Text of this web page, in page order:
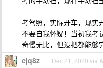
考驾照，实际开车，现实
不要自我怀疑！当初我考
奇慢无比，但没把都能够
cjq8z Dec 21, 2020 via